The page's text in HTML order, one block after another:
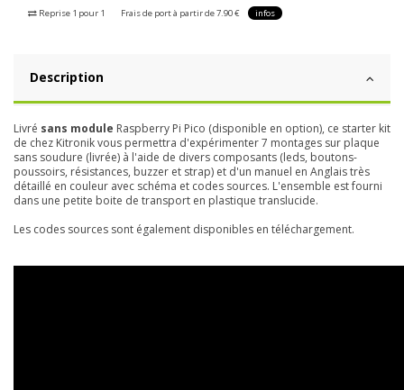
Reprise 1 pour 1 Frais de port à partir de 7.90 € infos
Description
Livré sans module Raspberry Pi Pico (disponible en option), ce starter kit
de chez Kitronik vous permettra d'expérimenter 7 montages sur plaque
sans soudure (livrée) à l'aide de divers composants (leds, boutons-
poussoirs, résistances, buzzer et strap) et d'un manuel en Anglais très
détaillé en couleur avec schéma et codes sources. L'ensemble est fourni
dans une petite boite de transport en plastique translucide.
Les codes sources sont également disponibles en téléchargement.